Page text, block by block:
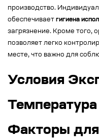
производство.
обеспечивает гигиена
загрязнение. Кроме того,
позволяет легко
месте, что важно для
Условия
Факторы